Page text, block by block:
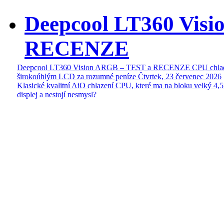
Deepcool LT360
RECENZE
Deepcool LT360 Vision ARGB – TEST a RECENZE CPU
širokoúhlým LCD za rozumné peníze Čtvrtek, 23 červenec 2026
Klasické kvalitní AiO chlazení CPU, které ma na bloku velký
displej a nestojí nesmysl?